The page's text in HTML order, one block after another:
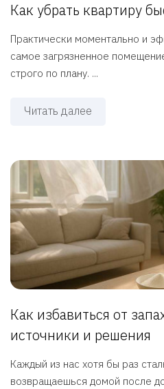
Как убрать квартиру
Практически моментально и
самое загрязненное
строго по плану. ...
Читать далее
Как избавиться от
источники и решения
Каждый из нас хотя бы раз
возвращаешься домой после